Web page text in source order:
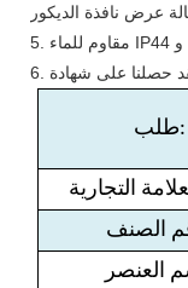
طلب: